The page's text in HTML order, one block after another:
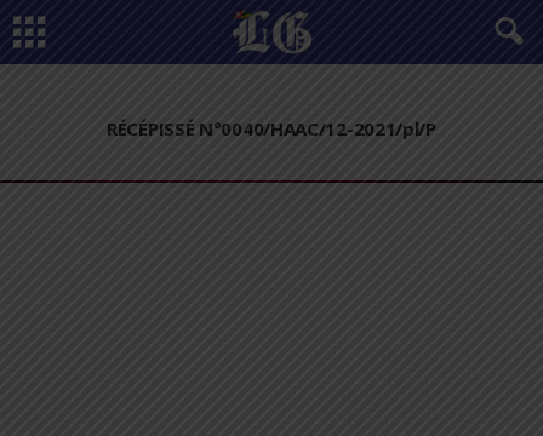
RÉCÉPISSÉ N°0040/HAAC/12-2021/pl/P